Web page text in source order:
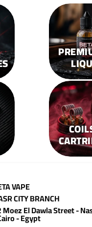
VAPE
CITY BRANCH
Moez El Dawla Street -
- Egypt